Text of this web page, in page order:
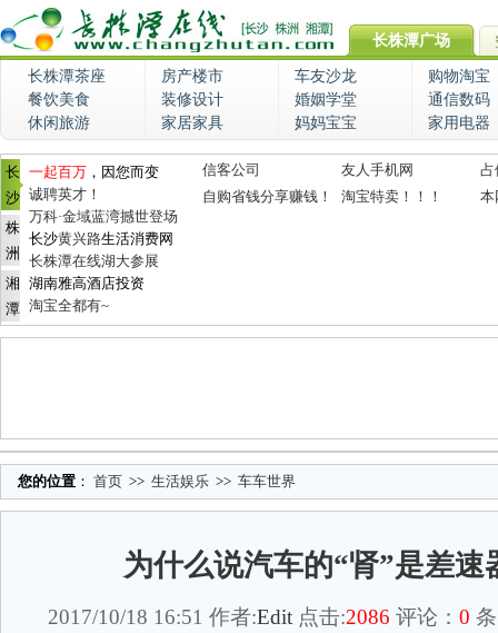
长株潭广场
长株潭茶座 房产楼市 车友沙龙
购物淘宝
餐饮美食
装修设计 婚姻学堂
通信数码
休闲旅游
家居家具 妈妈宝宝 家用电器
长
沙
株
洲
湘
潭
一起百万 ，因您而变
诚聘英才！
万科·金域蓝湾撼世登场
长沙黄兴路生活消费网
长株潭在线湖大参展
湖南雅高酒店投资
淘宝全都有~
信客公司 友人手机网
占
自购省钱分享赚钱！
淘宝特卖！！！ 本
您的位置 ： 首页 >> 生活娱乐 >> 车车世界
为什么说汽车的“肾”是差速
2017/10/18 16:51 作者:Edit 点击:2086 评论： 0